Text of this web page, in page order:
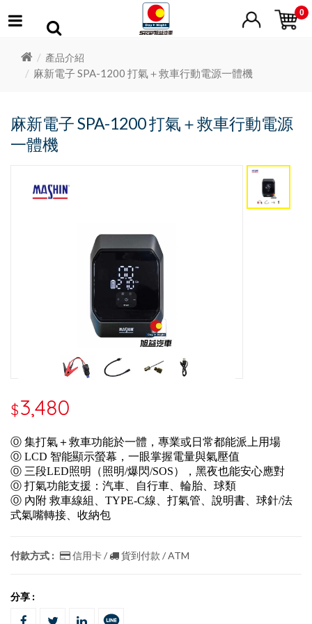
0
產品介紹
麻新電子 SPA-1200 打氣＋救車行動電源一體機
麻新電子 SPA-1200 打氣＋救車行動電源
一體機
$3,480
Ⓞ 集打氣＋救車功能於一體，專業或日常都能派上用場
Ⓞ LCD 智能顯示螢幕，一眼掌握電量與氣壓值
Ⓞ 三段LED照明（照明/爆閃/SOS），黑夜也能安心應對
Ⓞ 打氣功能支援：汽車、自行車、輪胎、球類
Ⓞ 內附 救車線組、TYPE-C線、打氣管、說明書、球針/法
式氣嘴轉接、收納包
付款方式 : 信用卡 / 貨到付款 / ATM
分享 :